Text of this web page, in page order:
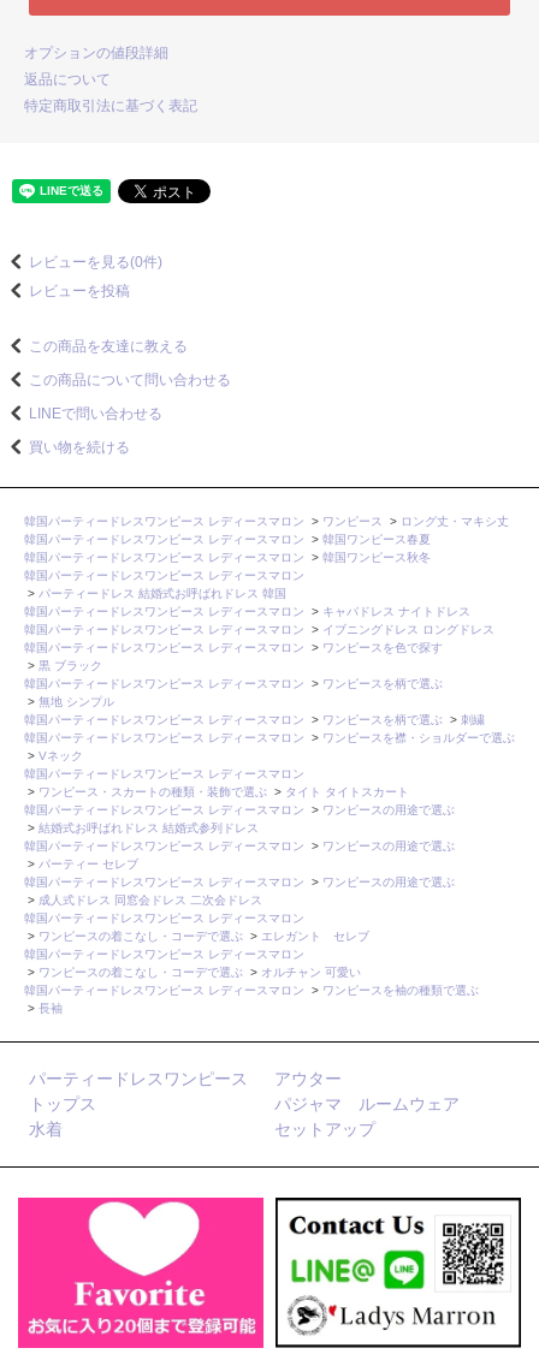
オプションの値段詳細
返品について
特定商取引法に基づく表記
レビューを見る(0件)
レビューを投稿
この商品を友達に教える
この商品について問い合わせる
LINEで問い合わせる
買い物を続ける
韓国パーティードレスワンピース レディースマロン > ワンピース > ロング丈・マキシ丈
韓国パーティードレスワンピース レディースマロン
> 韓国ワンピース春夏
韓国パーティードレスワンピース レディースマロン
> 韓国ワンピース秋冬
韓国パーティードレスワンピース レディースマロン
> パーティードレス 結婚式お呼ばれドレス 韓国
韓国パーティードレスワンピース レディースマロン
> キャバドレス ナイトドレス
韓国パーティードレスワンピース レディースマロン
> イブニングドレス ロングドレス
韓国パーティードレスワンピース レディースマロン
> ワンピースを色で探す
> 黒 ブラック
韓国パーティードレスワンピース レディースマロン
> ワンピースを柄で選ぶ
> 無地 シンプル
韓国パーティードレスワンピース レディースマロン
> ワンピースを柄で選ぶ > 刺繍
韓国パーティードレスワンピース レディースマロン
> ワンピースを襟・ショルダーで選ぶ
> Vネック
韓国パーティードレスワンピース レディースマロン
> ワンピース・スカートの種類・装飾で選ぶ > タイト タイトスカート
韓国パーティードレスワンピース レディースマロン
> ワンピースの用途で選ぶ
> 結婚式お呼ばれドレス 結婚式参列ドレス
韓国パーティードレスワンピース レディースマロン
> ワンピースの用途で選ぶ
> パーティー セレブ
韓国パーティードレスワンピース レディースマロン
> ワンピースの用途で選ぶ
> 成人式ドレス 同窓会ドレス 二次会ドレス
韓国パーティードレスワンピース レディースマロン
> ワンピースの着こなし・コーデで選ぶ > エレガント セレブ
韓国パーティードレスワンピース レディースマロン
> ワンピースの着こなし・コーデで選ぶ > オルチャン 可愛い
韓国パーティードレスワンピース レディースマロン
> ワンピースを袖の種類で選ぶ
> 長袖
パーティードレスワンピース
アウター
トップス
パジャマ ルームウェア
水着
セットアップ